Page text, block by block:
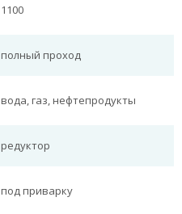
1100
полный проход
вода, газ, нефтепродукты
редуктор
под приварку